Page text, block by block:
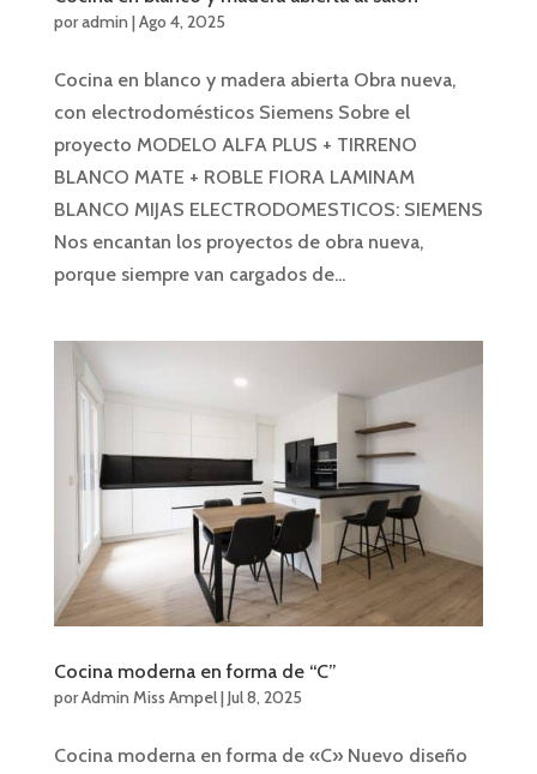
poradmin |Ago 4, 2025
Cocina en blanco y madera abierta Obra nueva,
con electrodomésticos Siemens Sobre el
proyecto MODELO ALFA PLUS + TIRRENO
BLANCO MATE + ROBLE FIORA LAMINAM
BLANCO MIJAS ELECTRODOMESTICOS: SIEMENS
Nos encantan los proyectos de obra nueva,
porque siempre van cargados de...
Cocina moderna en forma de “C”
porAdmin Miss Ampel|Jul 8, 2025
Cocina moderna en forma de «C» Nuevo diseño